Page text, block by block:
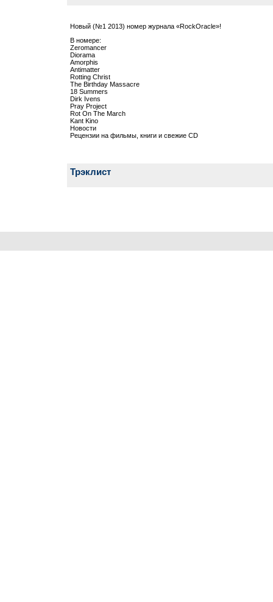
Новый (№1 2013) номер журнала «RockOracle»!
В номере:
Zeromancer
Diorama
Amorphis
Antimatter
Rotting Christ
The Birthday Massacre
18 Summers
Dirk Ivens
Pray Project
Rot On The March
Kant Kino
Новости
Рецензии на фильмы, книги и свежие CD
Трэклист